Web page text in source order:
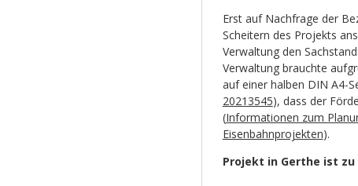
Erst auf Nachfrage der
Scheitern des Projekts
Verwaltung den
Verwaltung brauchte
auf einer halben DIN A4-
20213545), dass der
(Informationen zum
Eisenbahnprojekten).
Projekt in Gerthe ist